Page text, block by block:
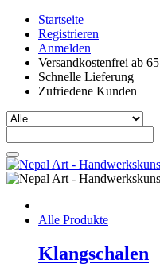
Startseite
Registrieren
Anmelden
Versandkostenfrei ab
Schnelle Lieferung
Zufriedene Kunden
Alle Produkte
Klangschalen